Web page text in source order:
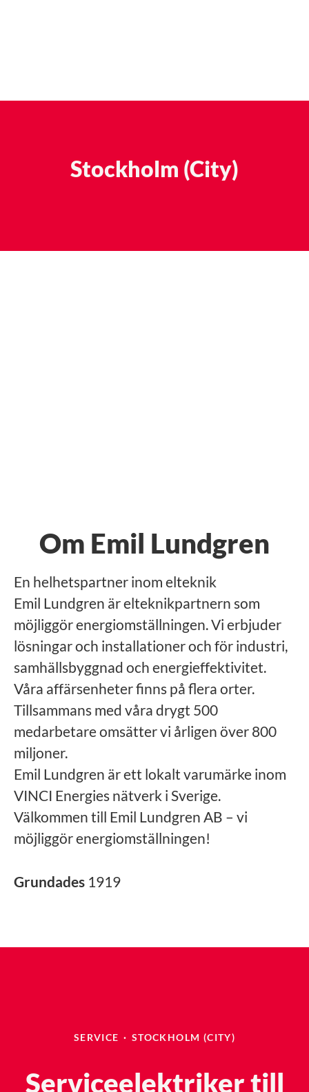
Stockholm (City)
Om Emil Lundgren
En helhetspartner inom elteknik
Emil Lundgren är elteknikpartnern som
möjliggör energiomställningen. Vi erbjuder
lösningar och installationer och för industri,
samhällsbyggnad och energieffektivitet.
Våra affärsenheter finns på flera orter.
Tillsammans med våra drygt 500
medarbetare omsätter vi årligen över 800
miljoner.
Emil Lundgren är ett lokalt varumärke inom
VINCI Energies nätverk i Sverige.
Välkommen till Emil Lundgren AB – vi
möjliggör energiomställningen!
Grundades 1919
SERVICE · STOCKHOLM (CITY)
Serviceelektriker till